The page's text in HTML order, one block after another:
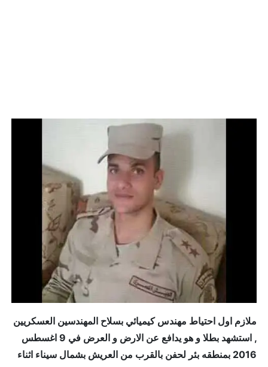
ملازم اول احتياط مهندس كيميائي بسلاح المهندسين العسكريين
, استشهد بطلا و هو يدافع عن الارض و العرض في 9 اغسطس
2016 بمنطقه بئر لحفن بالقرب من العريش بشمال سيناء اثناء